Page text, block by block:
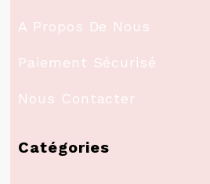
A Propos De Nous
Paiement Sécurisé
Nous Contacter
Catégories